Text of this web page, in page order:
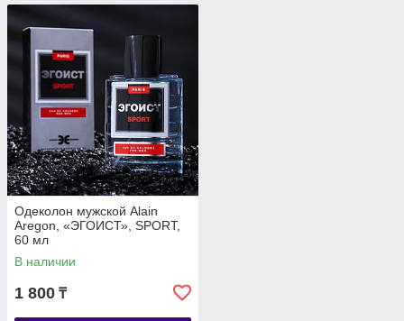
Одеколон мужской Alain
Aregon, «ЭГОИСТ», SPORT,
60 мл
В наличии
1 800 ₸